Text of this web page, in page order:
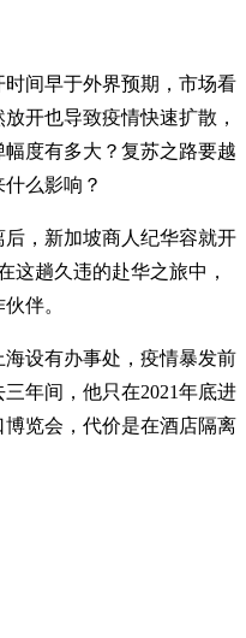
间早于外界预期，市场看
开也导致疫情快速扩散，
度有多大？复苏之路要越
么影响？
，新加坡商人纪华容就开
这趟久违的赴华之旅中，
伴。
设有办事处，疫情暴发前
年间，他只在2021年底进
览会，代价是在酒店隔离